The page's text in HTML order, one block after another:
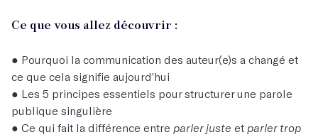
Ce que vous allez découvrir :
● Pourquoi la communication des auteur(e)s a changé et
ce que cela signifie aujourd’hui
● Les 5 principes essentiels pour structurer une parole
publique singulière
● Ce qui fait la différence entre parler juste et parler trop